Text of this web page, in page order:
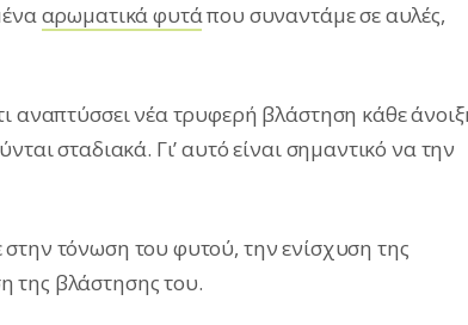
αρωματικά φυτάπου συναντάμε σε αυλές,
αναπτύσσει νέα τρυφερή βλάστηση κάθε
σταδιακά. Γι’ αυτό είναι σημαντικό να την
τόνωση του φυτού, την ενίσχυση της
της βλάστησης του.